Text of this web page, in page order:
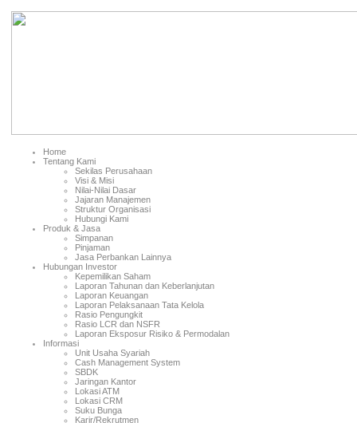
Home
Tentang Kami
Sekilas Perusahaan
Visi & Misi
Nilai-Nilai Dasar
Jajaran Manajemen
Struktur Organisasi
Hubungi Kami
Produk & Jasa
Simpanan
Pinjaman
Jasa Perbankan Lainnya
Hubungan Investor
Kepemilikan Saham
Laporan Tahunan dan Keberlanjutan
Laporan Keuangan
Laporan Pelaksanaan Tata Kelola
Rasio Pengungkit
Rasio LCR dan NSFR
Laporan Eksposur Risiko & Permodalan
Informasi
Unit Usaha Syariah
Cash Management System
SBDK
Jaringan Kantor
Lokasi ATM
Lokasi CRM
Suku Bunga
Karir/Rekrutmen